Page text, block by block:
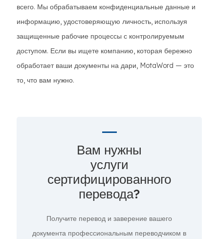
всего. Мы обрабатываем конфиденциальные данные и
информацию, удостоверяющую личность, используя
защищенные рабочие процессы с контролируемым
доступом. Если вы ищете компанию, которая бережно
обработает ваши документы на дари, MotaWord — это
то, что вам нужно.
Вам нужны
услуги
сертифицированного
перевода?
Получите перевод и заверение вашего
документа профессиональным переводчиком в